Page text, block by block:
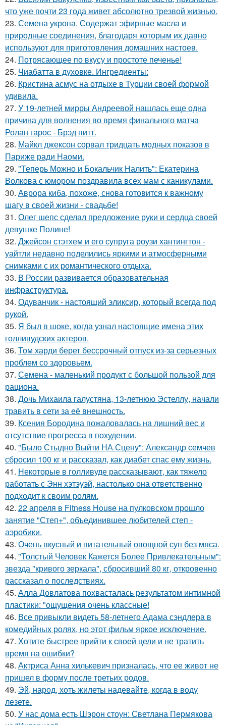
что уже почти 23 года живет абсолютно трезвой жизнью.
23. Семена укропа. Содержат эфирные масла и
природные соединения, благодаря которым их давно
используют для приготовления домашних настоев.
24. Потрясающее по вкусу и простоте печенье!
25. Чиабатта в духовке. Ингредиенты:
26. Кристина асмус на отдыхе в Турции своей формой
удивила.
27. У 19-летней мирры Андреевой нашлась еще одна
причина для волнения во время финального матча
Ролан гарос - Брэд питт.
28. Майкл джексон сорвал тридцать модных показов в
Париже ради Наоми.
29. "Теперь Можно и Бокальчик Налить": Екатерина
Волкова с юмором поздравила всех мам с каникулами.
30. Аврора киба, похоже, снова готовится к важному
шагу в своей жизни - свадьбе!
31. Олег шепс сделал предложение руки и сердца своей
девушке Полине!
32. Джейсон стэтхем и его супруга роузи хантингтон -
уайтли недавно поделились яркими и атмосферными
снимками с их романтического отдыха.
33. В России развивается образовательная
инфраструктура.
34. Одуванчик - настоящий эликсир, который всегда под
рукой.
35. Я был в шоке, когда узнал настоящие имена этих
голливудских актеров.
36. Том харди берет бессрочный отпуск из-за серьезных
проблем со здоровьем.
37. Семена - маленький продукт с большой пользой для
рациона.
38. Дочь Михаила галустяна, 13-летнюю Эстеллу, начали
травить в сети за её внешность.
39. Ксения Бородина пожаловалась на лишний вес и
отсутствие прогресса в похудении.
40. "Было Стыдно Выйти НА Сцену": Александр семчев
сбросил 100 кг и рассказал, как диабет спас ему жизнь.
41. Некоторые в голливуде рассказывают, как тяжело
работать с Энн хэтэуэй, настолько она ответственно
подходит к своим ролям.
42. 22 апреля в Fitness House на пулковском прошло
занятие "Степ+", объединившее любителей степ -
аэробики.
43. Очень вкусный и питательный овощной суп без мяса.
44. "Толстый Человек Кажется Более Привлекательным":
звезда "кривого зеркала", сбросивший 80 кг, откровенно
рассказал о последствиях.
45. Алла Довлатова похвасталась результатом интимной
пластики: "ощущения очень классные!
46. Все привыкли видеть 58-летнего Адама сэндлера в
комедийных ролях, но этот фильм яркое исключение.
47. Хотите быстрее прийти к своей цели и не тратить
время на ошибки?
48. Актриса Анна хилькевич призналась, что ее живот не
пришел в форму после третьих родов.
49. Эй, народ, хоть жилеты надевайте, когда в воду
лезете.
50. У нас дома есть Шэрон стоун: Светлана Пермякова